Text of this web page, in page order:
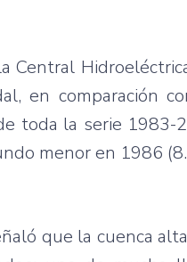
Central
en comparación
toda la serie 1983-
menor en 1986
que la cuenca